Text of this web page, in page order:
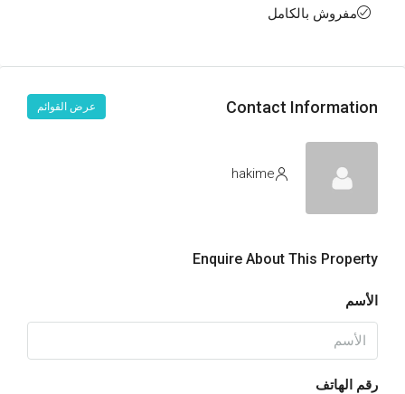
مفروش بالكامل
Contact Information عرض القوائم
hakime
Enquire About This Property
الأسم
رقم الهاتف